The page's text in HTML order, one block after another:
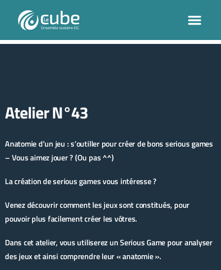
Atelier N°43
Anatomie d’un jeu : s’outiller pour créer de bons serious games
– Vous aimez jouer ? (Ou pas ^^)
La création de serious games vous intéresse ?
Venez découvrir comment les jeux sont constitués, pour
pouvoir plus facilement créer les vôtres.
Dans cet atelier, vous utiliserez un Serious Game pour analyser
des jeux et ainsi comprendre leur « anatomie ».